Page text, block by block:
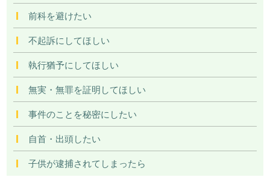
前科を避けたい
不起訴にしてほしい
執行猶予にしてほしい
無実・無罪を証明してほしい
事件のことを秘密にしたい
自首・出頭したい
子供が逮捕されてしまったら